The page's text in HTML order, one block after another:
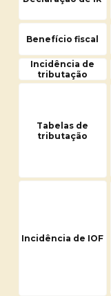
Benefício fiscal
Incidência de
tributação
Tabelas de
tributação
Incidência de IOF